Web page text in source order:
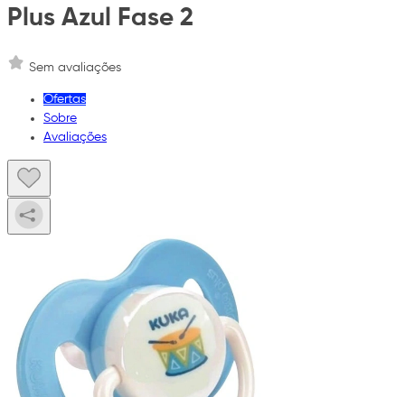
Plus Azul Fase 2
Sem avaliações
Ofertas
Sobre
Avaliações